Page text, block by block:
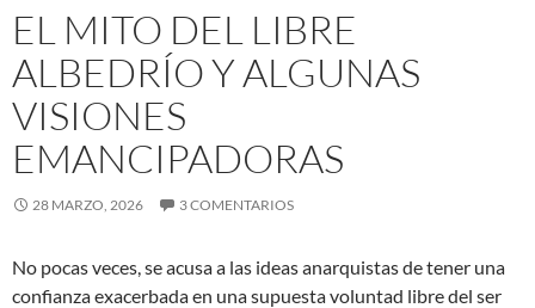
EL MITO DEL LIBRE
ALBEDRÍO Y ALGUNAS
VISIONES
EMANCIPADORAS
28 MARZO, 2026 3 COMENTARIOS
No pocas veces, se acusa a las ideas anarquistas de tener una
confianza exacerbada en una supuesta voluntad libre del ser